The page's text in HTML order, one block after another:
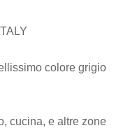
colore grigio
cucina, e altre zone